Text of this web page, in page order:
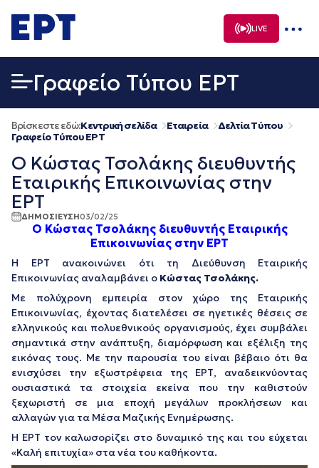
σε
περιεχόμενο
LIVE
Γραφείο Τύπου ΕΡΤ
Βρίσκεστε εδώ:Κεντρική σελίδα Εταιρεία
Δελτία Τύπου
Γραφείο Τύπου ΕΡΤ
Ο Κώστας Τσολάκης διευθυντής
Εταιρικής Επικοινωνίας στην
ΕΡΤ
ΔΗΜΟΣΙΕΥΣΗ03/02/25
Ο Κώστας Τσολάκης διευθυντής Εταιρικής
Επικοινωνίας στην ΕΡΤ
Η ΕΡΤ ανακοινώνει ότι τη Διεύθυνση Εταιρικής
Επικοινωνίας αναλαμβάνει ο Κώστας Τσολάκης.
Με πολύχρονη εμπειρία στον χώρο της Εταιρικής
Επικοινωνίας, έχοντας διατελέσει σε ηγετικές θέσεις σε
ελληνικούς και πολυεθνικούς οργανισμούς, έχει συμβάλει
σημαντικά στην ανάπτυξη, διαμόρφωση και εξέλιξη της
εικόνας τους. Με την παρουσία του είναι βέβαιο ότι θα
ενισχύσει την εξωστρέφεια της ΕΡΤ, αναδεικνύοντας
ουσιαστικά τα στοιχεία εκείνα που την καθιστούν
ξεχωριστή σε μια εποχή μεγάλων προκλήσεων και
αλλαγών για τα Μέσα Μαζικής Ενημέρωσης.
Η ΕΡΤ τον καλωσορίζει στο δυναμικό της και του εύχεται
«Καλή επιτυχία» στα νέα του καθήκοντα.